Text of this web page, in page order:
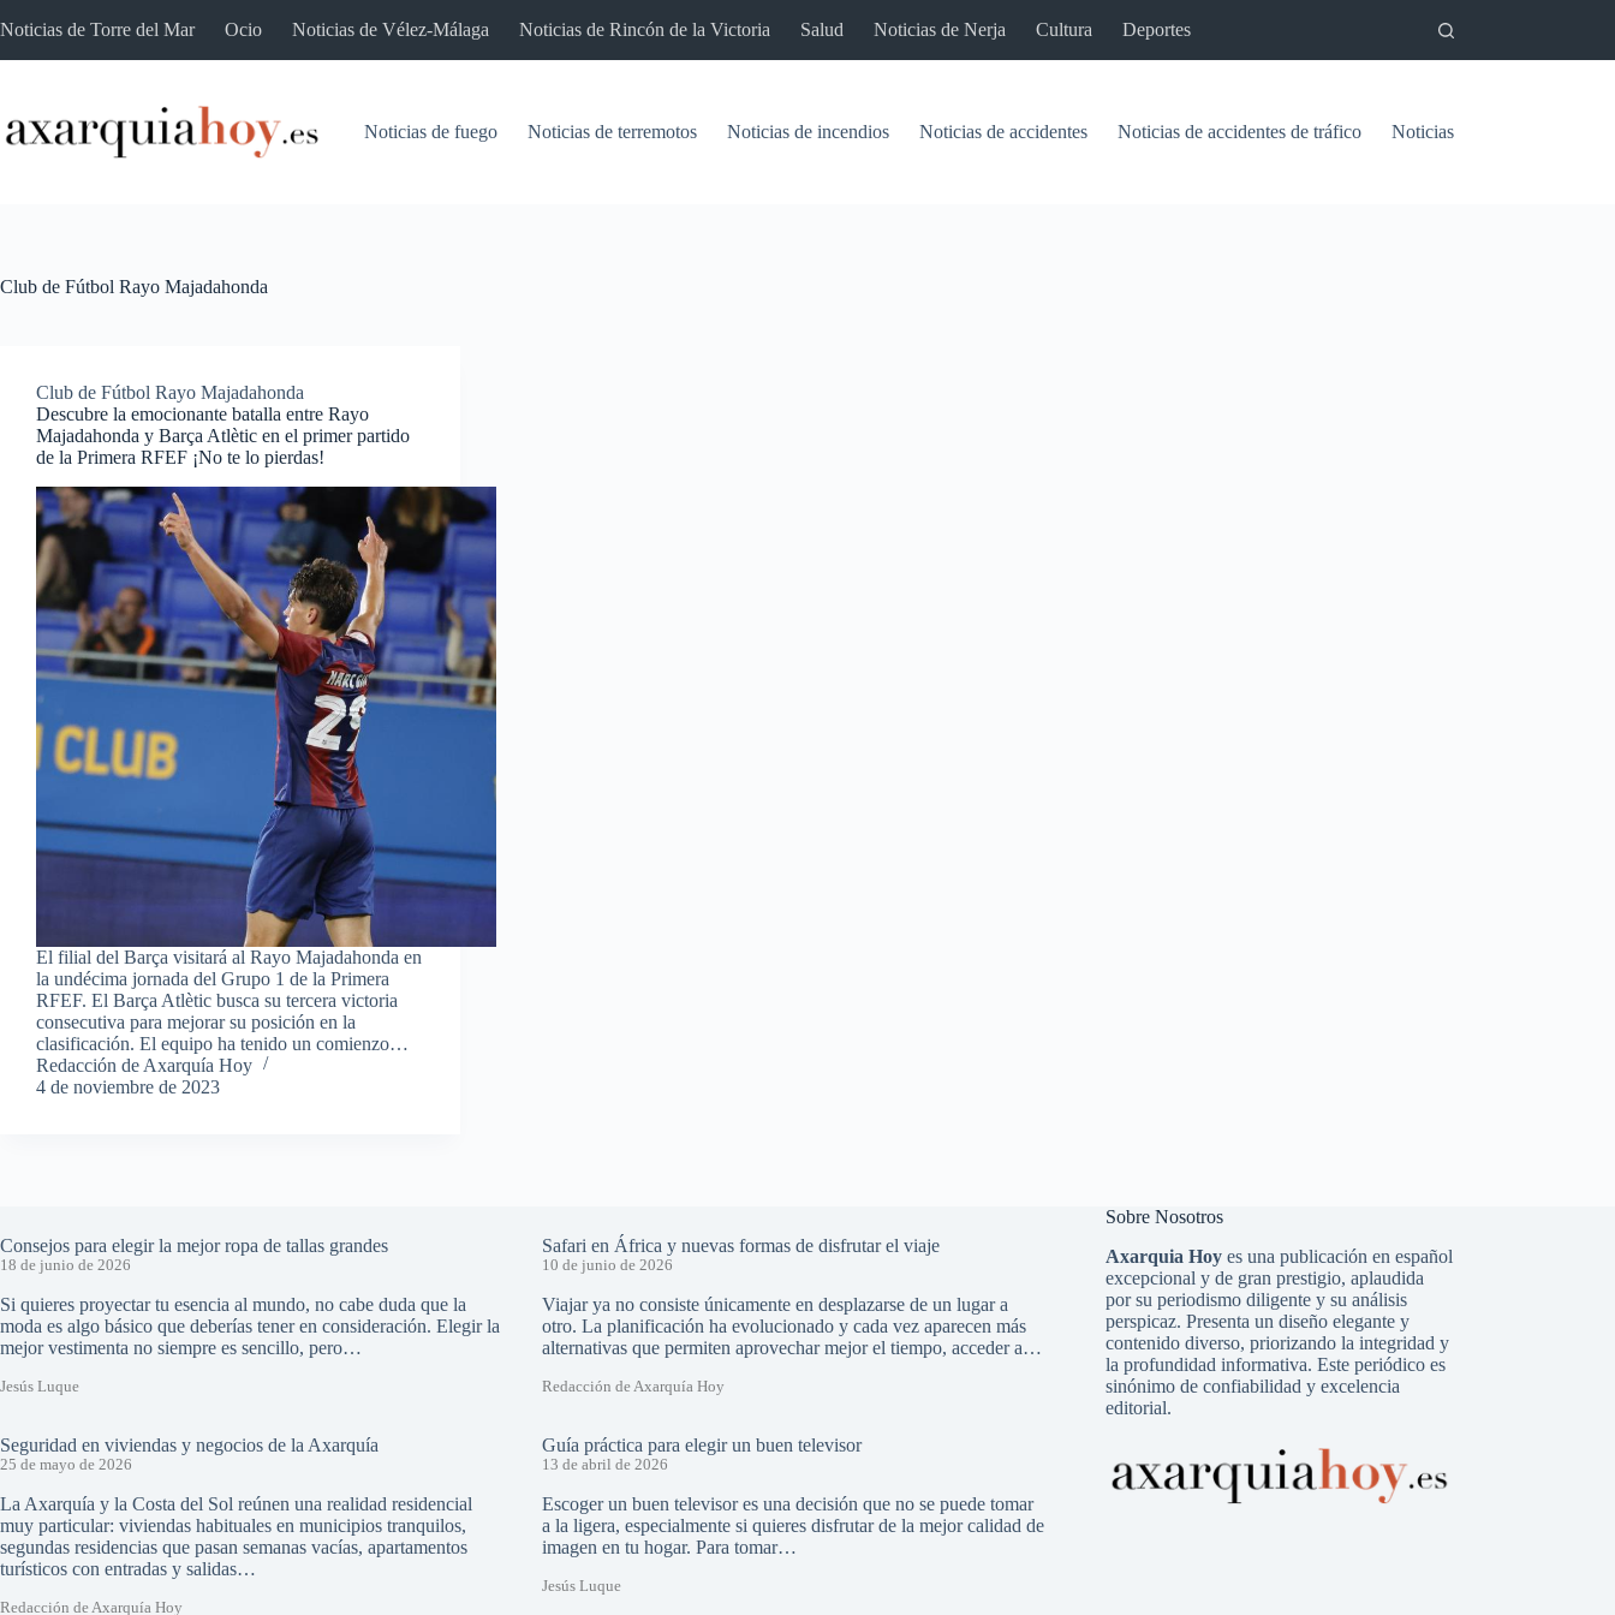
al
Noticias de Torre del Mar Ocio Noticias de Vélez-Málaga Noticias de Rincón de la Victoria Salud Noticias de Nerja Cultura Deportes
Noticias de fuego Noticias de terremotos Noticias de incendios Noticias de accidentes Noticias de accidentes de tráfico Noticias del pantano de
Club de Fútbol Rayo Majadahonda
Club de Fútbol Rayo Majadahonda
Descubre la emocionante batalla entre Rayo
Majadahonda y Barça Atlètic en el primer partido
de la Primera RFEF ¡No te lo pierdas!
El filial del Barça visitará al Rayo Majadahonda en
la undécima jornada del Grupo 1 de la Primera
RFEF. El Barça Atlètic busca su tercera victoria
consecutiva para mejorar su posición en la
clasificación. El equipo ha tenido un comienzo…
Redacción de Axarquía Hoy
4 de noviembre de 2023
Consejos para elegir la mejor ropa de tallas grandes
18 de junio de 2026
Si quieres proyectar tu esencia al mundo, no cabe duda que la
moda es algo básico que deberías tener en consideración. Elegir la
mejor vestimenta no siempre es sencillo, pero…
Jesús Luque
Safari en África y nuevas formas de disfrutar el viaje
10 de junio de 2026
Viajar ya no consiste únicamente en desplazarse de un lugar a
otro. La planificación ha evolucionado y cada vez aparecen más
alternativas que permiten aprovechar mejor el tiempo, acceder a…
Redacción de Axarquía Hoy
Seguridad en viviendas y negocios de la Axarquía
25 de mayo de 2026
La Axarquía y la Costa del Sol reúnen una realidad residencial
muy particular: viviendas habituales en municipios tranquilos,
segundas residencias que pasan semanas vacías, apartamentos
turísticos con entradas y salidas…
Redacción de Axarquía Hoy
Guía práctica para elegir un buen televisor
13 de abril de 2026
Escoger un buen televisor es una decisión que no se puede tomar
a la ligera, especialmente si quieres disfrutar de la mejor calidad de
imagen en tu hogar. Para tomar…
Jesús Luque
Sobre Nosotros
Axarquia Hoyes una publicación en español
excepcional y de gran prestigio, aplaudida
por su periodismo diligente y su análisis
perspicaz. Presenta un diseño elegante y
contenido diverso, priorizando la integridad y
la profundidad informativa. Este periódico es
sinónimo de confiabilidad y excelencia
editorial.